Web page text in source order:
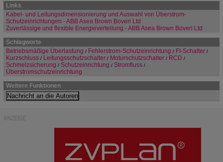
Links
Kabel- und Leitungsdimensionierung und Auswahl von Überstrom-
Schutzeinrichtungen - ABB Asea Brown Boveri Ltd
Zuverlässige und flexible Energieverteilung - ABB Asea Brown Boveri Ltd
Schlagworte
Betriebsmäßige Überlastung / Fehlerstrom-Schutzeinrichtung / FI-Schalter /
Kurzschluss / Leitungsschutzschalter / Moturschutzschalter / RCD /
Schmelzsicherung / Schutzeinrichtung / Stromfluss /
Überstromschutzeinrichtung
Weitere Funktionen